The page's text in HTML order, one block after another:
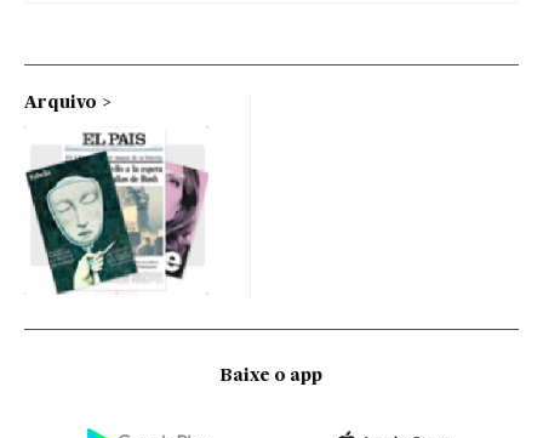
Arquivo
Baixe o app